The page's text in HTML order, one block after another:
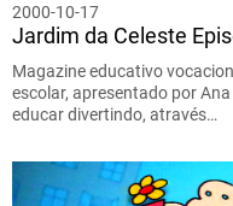
2000-10-17
Jardim da Celeste
Magazine educativo
escolar, apresentado por
educar divertindo, através…